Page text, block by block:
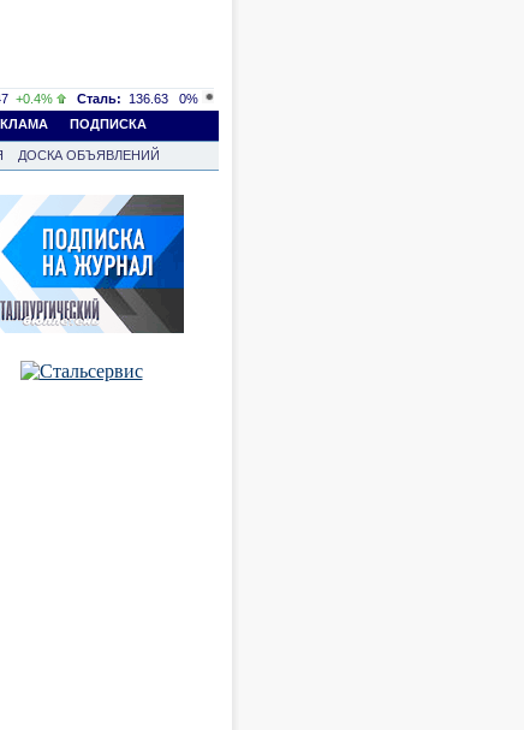
+0.4% Сталь: 136.63
0%
ПОДПИСКА
ДОСКА ОБЪЯВЛЕНИЙ